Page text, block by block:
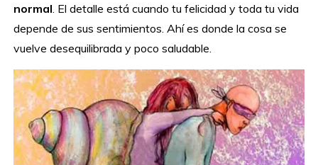
normal . El detalle está cuando tu felicidad y toda tu vida
depende de sus sentimientos. Ahí es donde la cosa se
vuelve desequilibrada y poco saludable.